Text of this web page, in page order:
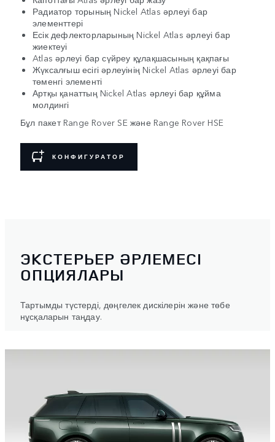
Радиатор торының Nickel Atlas әрлеуі бар
элементтері
Есік дефлекторларының Nickel Atlas әрлеуі бар
жиектеуі
Atlas әрлеуі бар сүйреу құлақшасының қақпағы
Жүксалғыш есігі әрлеуінің Nickel Atlas әрлеуі бар
төменгі элементі
Артқы қанаттың Nickel Atlas әрлеуі бар құйма
молдингі
Бұл пакет Range Rover SE және Range Rover HSE
КОНФИГУРАТОР
ЭКСТЕРЬЕР ӘРЛЕМЕСІ
ОПЦИЯЛАРЫ
Тартымды түстерді, дөңгелек дискілерін және төбе
нұсқаларын таңдау.